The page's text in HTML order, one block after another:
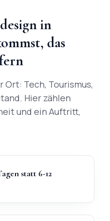
in
das
Ort: Tech, Tourismus,
. Hier zählen
und ein Auftritt,
statt 6-12